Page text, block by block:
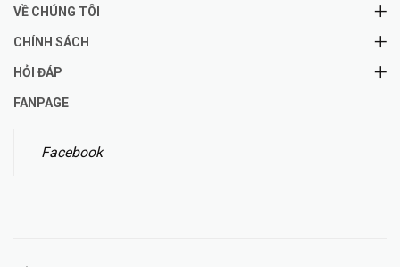
VỀ CHÚNG TÔI
CHÍNH SÁCH
HỎI ĐÁP
FANPAGE
Facebook